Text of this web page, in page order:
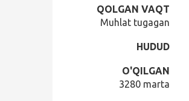
QOLGAN VAQT
Muhlat tugagan
HUDUD
O'QILGAN
3280 marta